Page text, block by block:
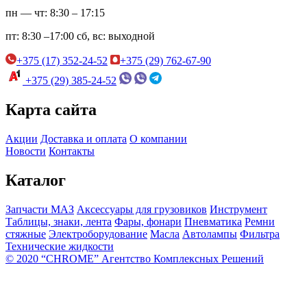
пн — чт: 8:30 – 17:15
пт: 8:30 –17:00 сб, вс: выходной
+375 (17) 352-24-52
+375 (29) 762-67-90
+375 (29) 385-24-52
Карта сайта
Акции Доставка и оплата О компании
Новости Контакты
Каталог
Запчасти МАЗ Аксессуары для грузовиков Инструмент
Таблицы, знаки, лента Фары, фонари Пневматика Ремни
стяжные Электроборудование Масла Автолампы Фильтра
Технические жидкости
© 2020 “CHROME” Агентство Комплексных Решений